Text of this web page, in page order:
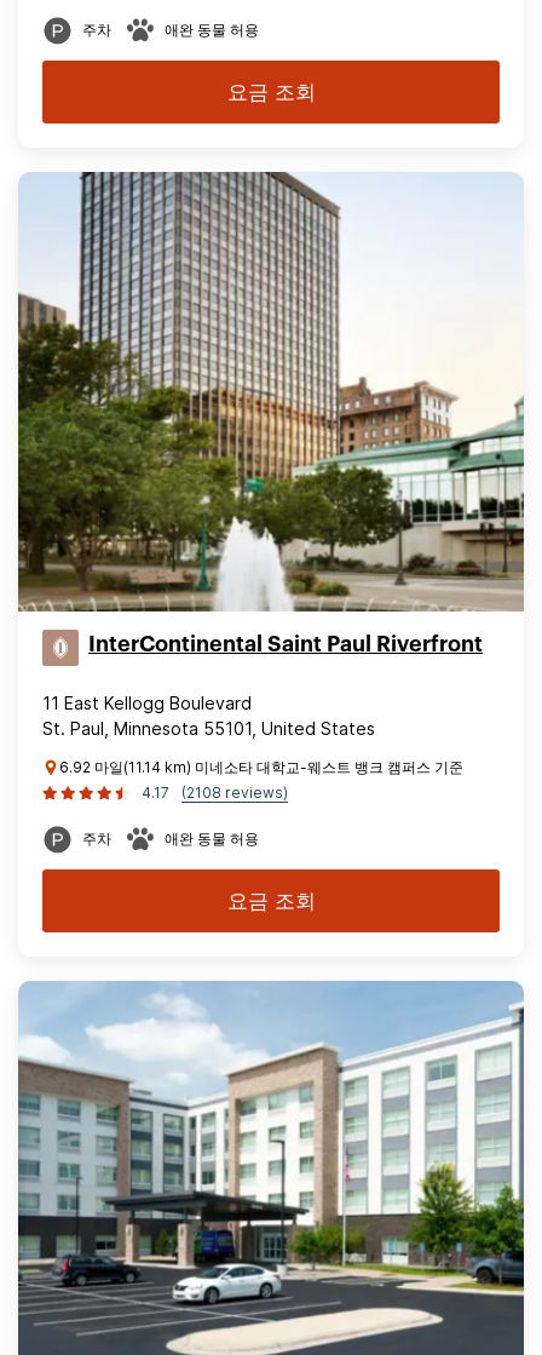
주차 애완 동물 허용
요금 조회
InterContinental Saint Paul Riverfront
11 East Kellogg Boulevard
St. Paul, Minnesota 55101, United States
6.92 마일(11.14 km) 미네소타 대학교-웨스트 뱅크 캠퍼스 기준
4.17
(2108 reviews)
주차 애완 동물 허용
요금 조회